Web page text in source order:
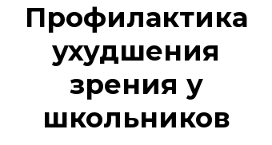
Профилактика
ухудшения
зрения у
школьников